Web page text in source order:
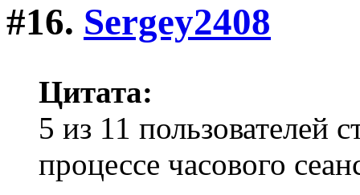
#16. Sergey2408
Цитата:
5 из 11 пользователей
процессе часового